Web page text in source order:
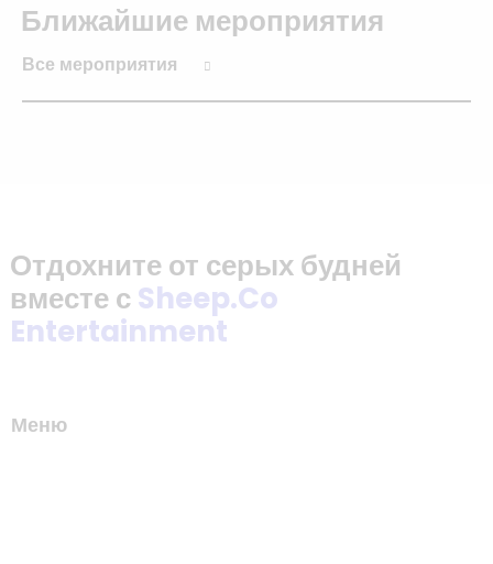
Ближайшие мероприятия
Все мероприятия
Отдохните от серых будней
вместе сSheep.Co
Entertainment
Меню